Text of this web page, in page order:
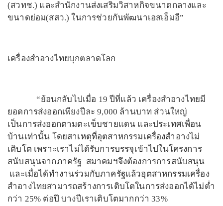
(สวทช.) และสำนักงานส่งเสริมวิสาหกิจขนาดกลางและ
ขนาดย่อม(สสว.) ในการช่วยกันพัฒนาเอสเอ็มอี”
เครื่องสำอางไทยบุกตลาดโลก
“ย้อนกลับไปเมื่อ 19 ปีที่แล้ว เครื่องสำอางไทยมี
ยอดการส่งออกเพียงปีละ 9,000 ล้านบาท ส่วนใหญ่
เป็นการส่งออกตามตะเข็บชายแดน และประเทศเพื่อน
บ้านเท่านั้น โดยสาเหตุที่อุตสาหกรรมเครื่องสำอางไม่
เติบโต เพราะเราไม่ได้รับการบรรจุเข้าไปในโครงการ
สนับสนุนจากภาครัฐ สมาคมฯจึงต้องการการสนับสนุน
และเมื่อได้ทำงานร่วมกับภาครัฐแล้วอุตสาหกรรมเครื่อง
สำอางไทยสามารถสร้างการเติบโตในการส่งออกได้ไม่ต่ำ
กว่า 25% ต่อปี บางปีเราเติบโตมากกว่า 33%